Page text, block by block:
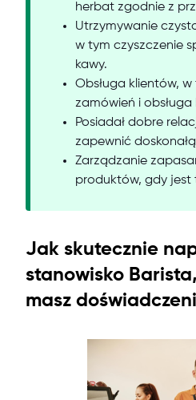
herbat zgodnie z
Utrzymywanie
w tym czyszczenie
kawy.
Obsługa klientów,
zamówień i obsługa
Posiadał dobre
zapewnić doskonałą
Zarządzanie
produktów, gdy jest
Jak skutecznie
stanowisko
masz